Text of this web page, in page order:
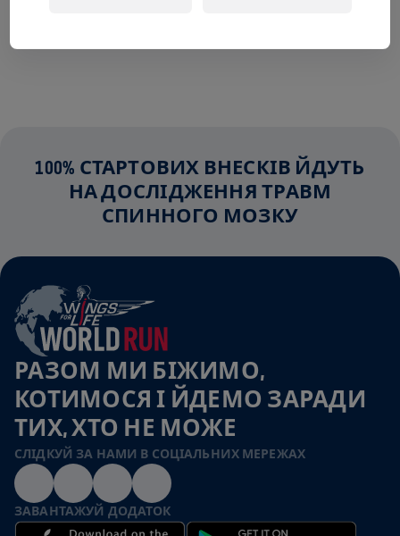
100% СТАРТОВИХ ВНЕСКІВ ЙДУТЬ
НА ДОСЛІДЖЕННЯ ТРАВМ
СПИННОГО МОЗКУ
РАЗОМ МИ БІЖИМО,
КОТИМОСЯ І ЙДЕМО ЗАРАДИ
ТИХ, ХТО НЕ МОЖЕ
СЛІДКУЙ ЗА НАМИ В СОЦІАЛЬНИХ МЕРЕЖАХ
ЗАВАНТАЖУЙ ДОДАТОК